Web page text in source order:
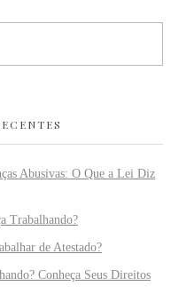
Abusivas: O Que a Lei Diz
Trabalhando?
de Atestado?
Conheça Seus Direitos